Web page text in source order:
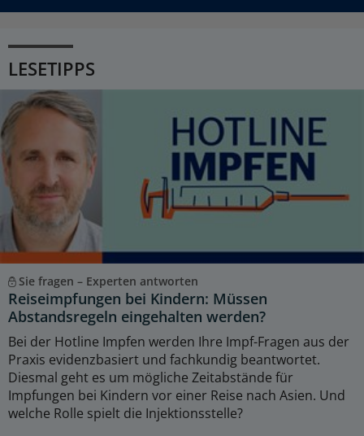
LESETIPPS
Sie fragen – Experten antworten
Reiseimpfungen bei Kindern: Müssen
Abstandsregeln eingehalten werden?
Bei der Hotline Impfen werden Ihre Impf-Fragen aus der
Praxis evidenzbasiert und fachkundig beantwortet.
Diesmal geht es um mögliche Zeitabstände für
Impfungen bei Kindern vor einer Reise nach Asien. Und
welche Rolle spielt die Injektionsstelle?